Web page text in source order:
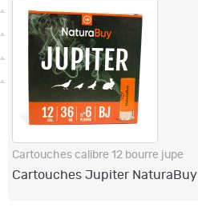
Cartouches calibre 12 bourre jupe
Cartouches Jupiter NaturaBuy